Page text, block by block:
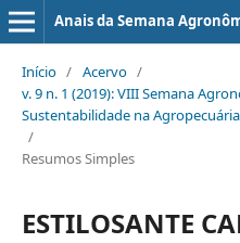
Início / Acervo /
v. 9 n. 1 (2019): VIII Semana
Sustentabilidade na
/
Resumos Simples
ESTILOSANTE